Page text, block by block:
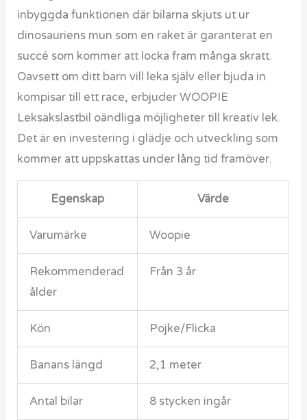
inbyggda funktionen där bilarna skjuts ut ur
dinosauriens mun som en raket är garanterat en
succé som kommer att locka fram många skratt.
Oavsett om ditt barn vill leka själv eller bjuda in
kompisar till ett race, erbjuder WOOPIE
Leksakslastbil oändliga möjligheter till kreativ lek.
Det är en investering i glädje och utveckling som
kommer att uppskattas under lång tid framöver.
Egenskap Värde
Varumärke Woopie
Rekommenderad
ålder
Från 3 år
Kön Pojke/Flicka
Banans längd 2,1 meter
Antal bilar 8 stycken ingår